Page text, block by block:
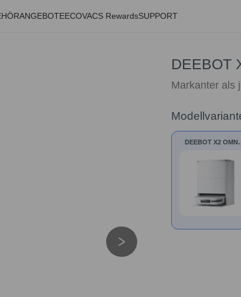
ANGEBOTEECOVACS RewardsSUPPORT
DEEBOT
Markanter als
DEEBOT X2 OMNI
Weiß